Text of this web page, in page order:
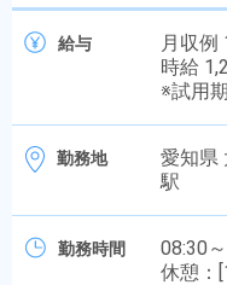
給与
月収例
時給
※試用
勤務地
愛知
駅
勤務時間
08:30
休憩：